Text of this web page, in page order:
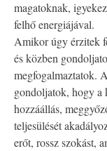
magatoknak,
felhő energiájával.
Amikor úgy érzitek
és közben
megfogalmaztatok.
gondoljatok, hogy a
hozzáállás,
teljesülését
erőt, rossz szokást,